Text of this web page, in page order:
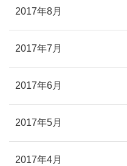
2017年8月
2017年7月
2017年6月
2017年5月
2017年4月